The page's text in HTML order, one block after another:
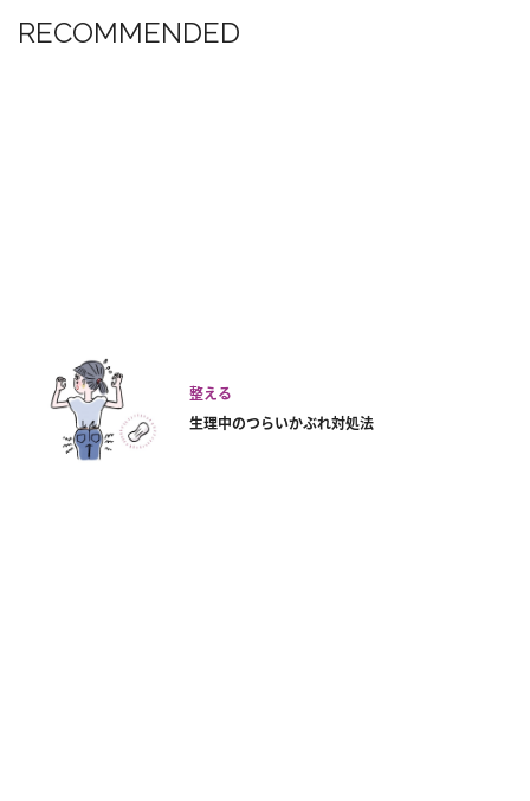
RECOMMENDED
整える
生理中のつらいかぶれ対処法